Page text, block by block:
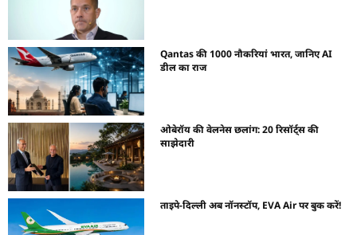
Qantas की 1000 नौकरियां भारत, जानिए AI
डील का राज
ओबेरॉय की वेलनेस छलांग: 20 रिसॉर्ट्स की
साझेदारी
ताइपे-दिल्ली अब नॉनस्टॉप, EVA Air पर बुक करें!